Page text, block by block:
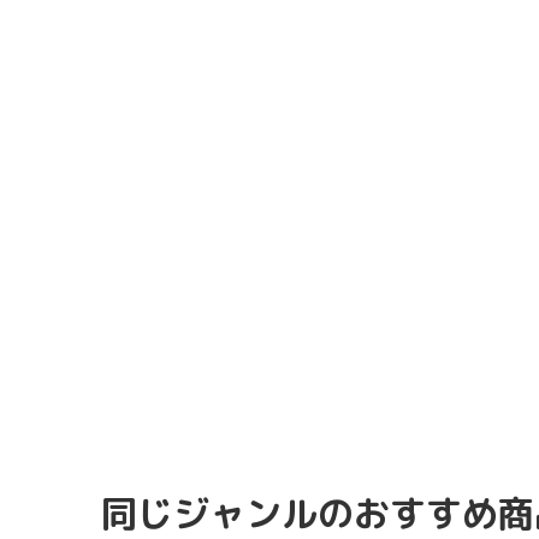
同じジャンルのおすすめ